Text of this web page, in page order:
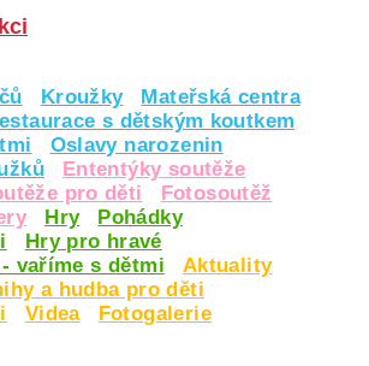
Kroužky
Mateřská centra
s dětským koutkem
Oslavy narozenin
Ententýky soutěže
pro děti
Fotosoutěž
Hry
Pohádky
Hry pro hravé
vaříme s dětmi
Aktuality
a hudba pro děti
Videa
Fotogalerie